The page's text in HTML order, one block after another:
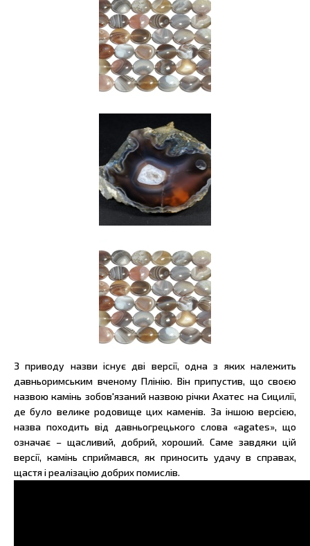
З приводу назви існує дві версії, одна з яких належить
давньоримським вченому Плінію. Він припустив, що своєю
назвою камінь зобов'язаний назвою річки Ахатес на Сицилії,
де було велике родовище цих каменів. За іншою версією,
назва походить від давньогрецького слова «agates», що
означає – щасливий, добрий, хороший. Саме завдяки цій
версії, камінь сприймався, як приносить удачу в справах,
щастя і реалізацію добрих помислів.